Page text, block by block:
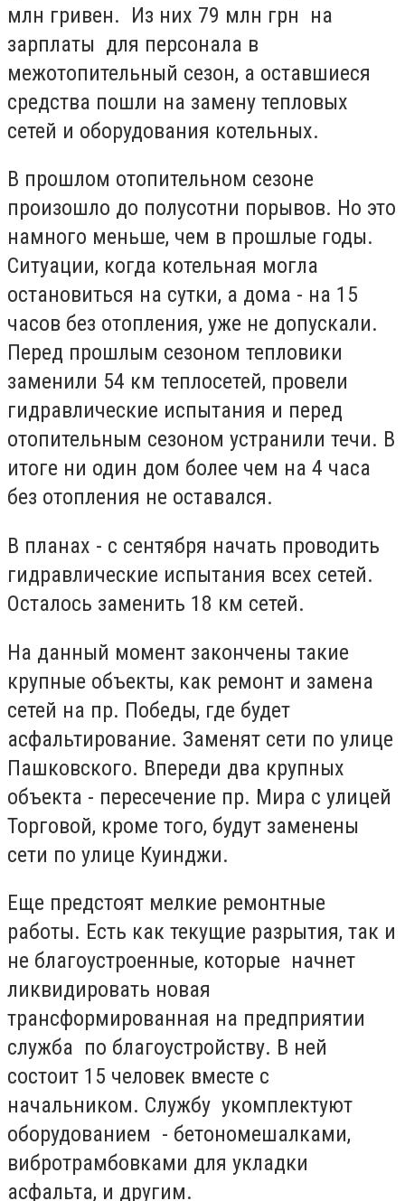
млн гривен. Из них 79 млн грн на
зарплаты для персонала в
межотопительный сезон, а оставшиеся
средства пошли на замену тепловых
сетей и оборудования котельных.
В прошлом отопительном сезоне
произошло до полусотни порывов. Но это
намного меньше, чем в прошлые годы.
Ситуации, когда котельная могла
остановиться на сутки, а дома - на 15
часов без отопления, уже не допускали.
Перед прошлым сезоном тепловики
заменили 54 км теплосетей, провели
гидравлические испытания и перед
отопительным сезоном устранили течи. В
итоге ни один дом более чем на 4 часа
без отопления не оставался.
В планах - с сентября начать проводить
гидравлические испытания всех сетей.
Осталось заменить 18 км сетей.
На данный момент закончены такие
крупные объекты, как ремонт и замена
сетей на пр. Победы, где будет
асфальтирование. Заменят сети по улице
Пашковского. Впереди два крупных
объекта - пересечение пр. Мира с улицей
Торговой, кроме того, будут заменены
сети по улице Куинджи.
Еще предстоят мелкие ремонтные
работы. Есть как текущие разрытия, так и
не благоустроенные, которые начнет
ликвидировать новая
трансформированная на предприятии
служба по благоустройству. В ней
состоит 15 человек вместе с
начальником. Службу укомплектуют
оборудованием - бетономешалками,
вибротрамбовками для укладки
асфальта, и другим.